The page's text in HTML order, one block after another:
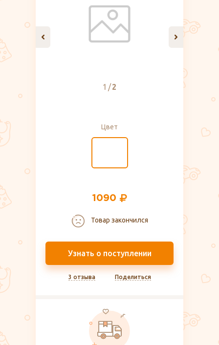
1 2
Цвет
1090
Товар закончился
Узнать о поступлении
3 отзыва Поделиться